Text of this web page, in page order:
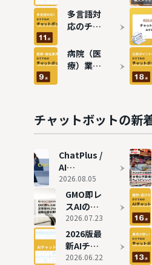
ットカオ
スマップ
社内・横
断で徹底
整理
多言語対
応のチャ
トおすす
め11選！
病院（医
療）業界
すすめ9
選
チャットボットの新
ChatPlus /
AI
AgentPlus
の評判と実
態
2026.08.05
GMO即レ
スAIの評
判を独自
取材｜月
1,620時
間削減を
2026.07.23
2026版最
新AIチャ
ットボッ
2026.06.22